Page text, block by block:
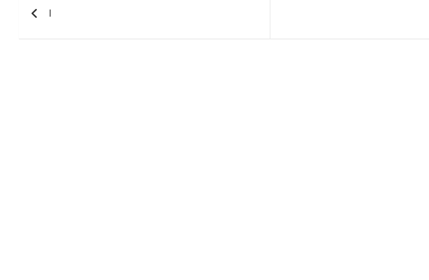
de
l’article
I